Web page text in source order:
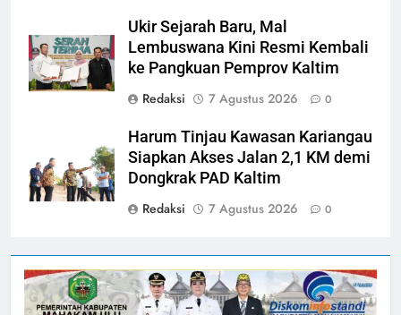
Ukir Sejarah Baru, Mal
Lembuswana Kini Resmi Kembali
ke Pangkuan Pemprov Kaltim
Redaksi
7 Agustus 2026 0
Harum Tinjau Kawasan Kariangau
Siapkan Akses Jalan 2,1 KM demi
Dongkrak PAD Kaltim
Redaksi
7 Agustus 2026 0